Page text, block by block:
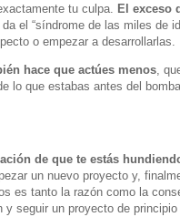
tu culpa. El exceso
da el “síndrome de las miles de
o empezar a desarrollarlas.
hace que actúes menos,
lo que estabas antes del
de que te estás
un nuevo proyecto y,
es tanto la razón como la
y seguir un proyecto de